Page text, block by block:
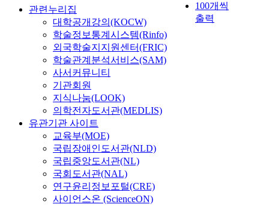
100개씩
출력
관련누리집
대학공개강의(KOCW)
학술정보통계시스템(Rinfo)
외국학술지지원센터(FRIC)
학술관계분석서비스(SAM)
사서커뮤니티
기관회원
지식나눔(LOOK)
의학전자도서관(MEDLIS)
유관기관 사이트
교육부(MOE)
국립장애인도서관(NLD)
국립중앙도서관(NL)
국회도서관(NAL)
연구윤리정보포털(CRE)
사이언스온 (ScienceON)